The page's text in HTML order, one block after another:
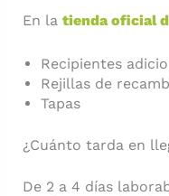
En la tienda oficial
Recipientes
Rejillas de
Tapas
¿Cuánto tarda en
De 2 a 4 días